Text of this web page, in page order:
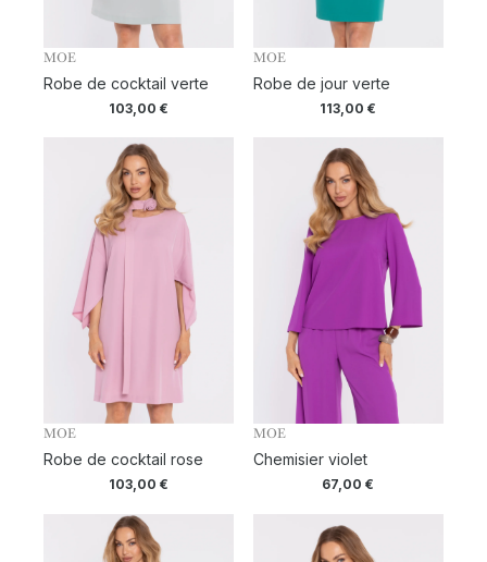
MOE
Robe de cocktail verte
103,00€
MOE
Robe de jour verte
113,00€
MOE
Robe de cocktail rose
103,00€
MOE
Chemisier violet
67,00€